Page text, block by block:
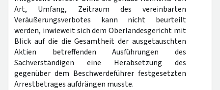
Art, Umfang, Zeitraum des vereinbarten
Veräußerungsverbotes kann nicht beurteilt
werden, inwieweit sich dem Oberlandesgericht mit
Blick auf die die Gesamtheit der ausgetauschten
Aktien betreffenden Ausführungen des
Sachverständigen eine Herabsetzung des
gegenüber dem Beschwerdeführer festgesetzten
Arrestbetrages aufdrängen musste.